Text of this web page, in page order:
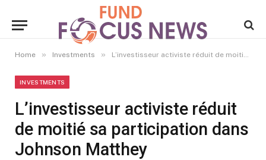
Home » Investments » L’investisseur activiste réduit de moitié sa participation dans Johnson Matthey
INVESTMENTS
L’investisseur activiste réduit
de moitié sa participation dans
Johnson Matthey